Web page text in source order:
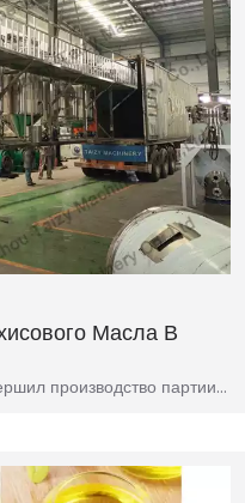
Масла В
производство партии…